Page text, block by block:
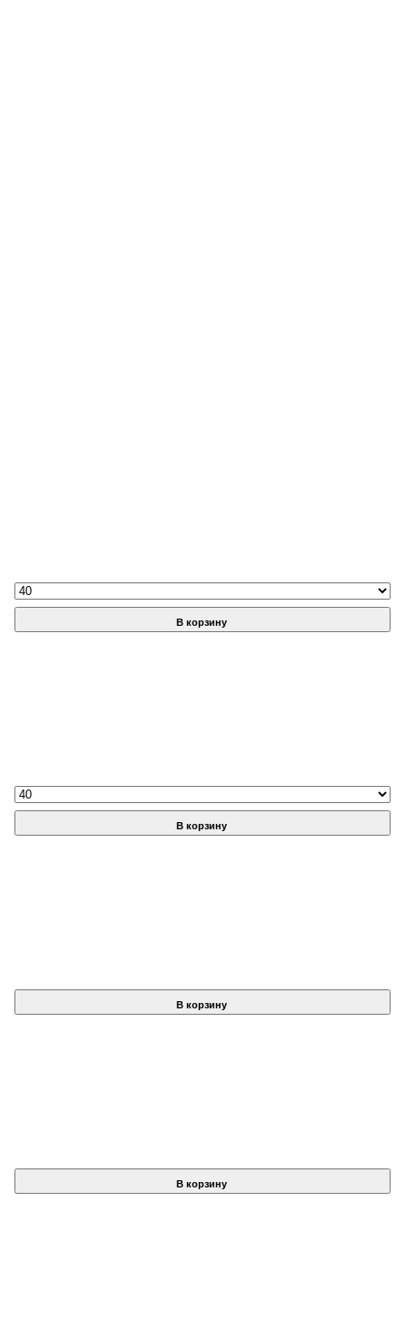
В корзину
В корзину
В корзину
В корзину